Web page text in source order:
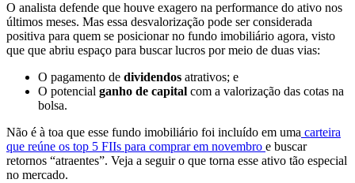
O analista defende que houve exagero na performance do ativo nos
últimos meses. Mas essa desvalorização pode ser considerada
positiva para quem se posicionar no fundo imobiliário agora, visto
que que abriu espaço para buscar lucros por meio de duas vias:
O pagamento de dividendos atrativos; e
O potencial ganho de capital com a valorização das cotas na
bolsa.
Não é à toa que esse fundo imobiliário foi incluído em uma carteira
que reúne os top 5 FIIs para comprar em novembro e buscar
retornos “atraentes”. Veja a seguir o que torna esse ativo tão especial
no mercado.